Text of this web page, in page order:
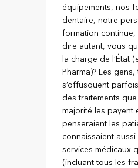
équipements, nos
dentaire, notre
formation continue,
dire autant, vous
la charge de l’État
Pharma)? Les
s’offusquent
des traitements
majorité les payent
penseraient les
connaissaient
services médicaux
(incluant tous les